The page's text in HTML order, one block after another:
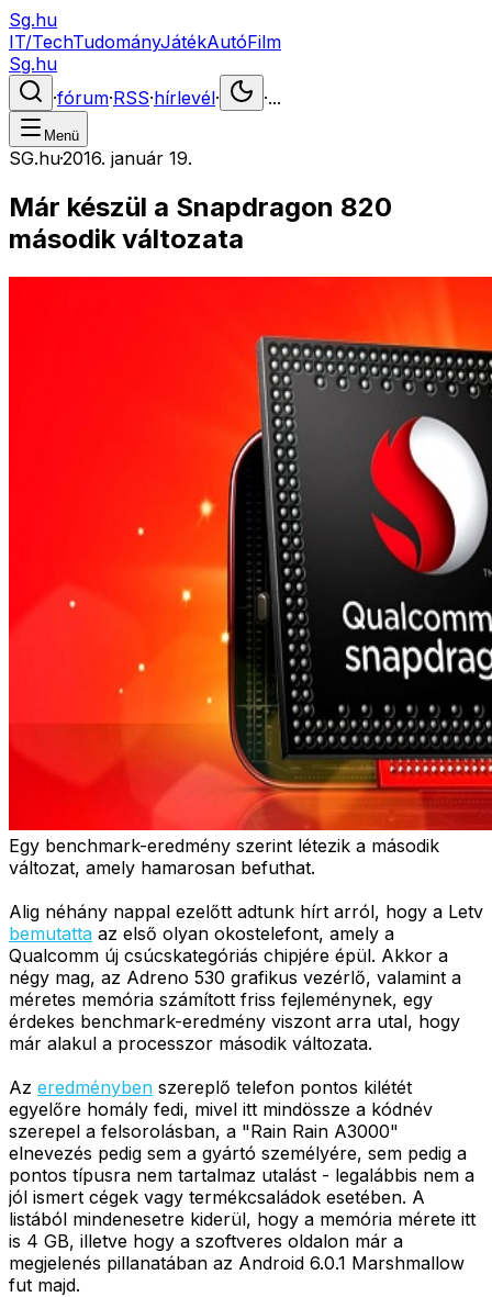
Sg.hu
IT/TechTudományJátékAutóFilm
Sg.hu
·fórum·RSS·hírlevél· ·...
Menü
SG.hu·2016. január 19.
Már készül a Snapdragon 820
második változata
Egy benchmark-eredmény szerint létezik a második
változat, amely hamarosan befuthat.
Alig néhány nappal ezelőtt adtunk hírt arról, hogy a Letv
bemutatta az első olyan okostelefont, amely a
Qualcomm új csúcskategóriás chipjére épül. Akkor a
négy mag, az Adreno 530 grafikus vezérlő, valamint a
méretes memória számított friss fejleménynek, egy
érdekes benchmark-eredmény viszont arra utal, hogy
már alakul a processzor második változata.
Az eredményben szereplő telefon pontos kilétét
egyelőre homály fedi, mivel itt mindössze a kódnév
szerepel a felsorolásban, a "Rain Rain A3000"
elnevezés pedig sem a gyártó személyére, sem pedig a
pontos típusra nem tartalmaz utalást - legalábbis nem a
jól ismert cégek vagy termékcsaládok esetében. A
listából mindenesetre kiderül, hogy a memória mérete itt
is 4 GB, illetve hogy a szoftveres oldalon már a
megjelenés pillanatában az Android 6.0.1 Marshmallow
fut majd.